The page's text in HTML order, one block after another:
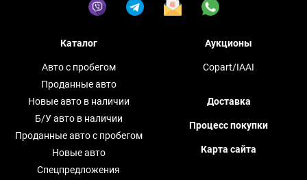
Каталог
Авто с пробегом
Проданные авто
Новые авто в наличии
Б/У авто в наличии
Проданные авто с пробегом
Новые авто
Спецпредложения
Аукционы
Copart/IAAI
Доставка
Процесс покупки
Карта сайта